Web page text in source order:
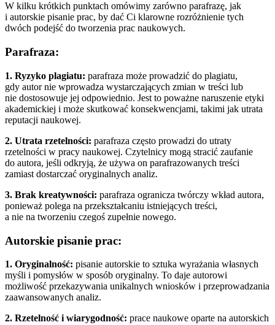
W kilku krótkich punktach omówimy zarówno parafrazę, jak
i autorskie pisanie prac, by dać Ci klarowne rozróżnienie tych
dwóch podejść do tworzenia prac naukowych.
Parafraza:
1. Ryzyko plagiatu: parafraza może prowadzić do plagiatu,
gdy autor nie wprowadza wystarczających zmian w treści lub
nie dostosowuje jej odpowiednio. Jest to poważne naruszenie etyki
akademickiej i może skutkować konsekwencjami, takimi jak utrata
reputacji naukowej.
2. Utrata rzetelności: parafraza często prowadzi do utraty
rzetelności w pracy naukowej. Czytelnicy mogą stracić zaufanie
do autora, jeśli odkryją, że używa on parafrazowanych treści
zamiast dostarczać oryginalnych analiz.
3. Brak kreatywności: parafraza ogranicza twórczy wkład autora,
ponieważ polega na przekształcaniu istniejących treści,
a nie na tworzeniu czegoś zupełnie nowego.
Autorskie pisanie prac:
1. Oryginalność: pisanie autorskie to sztuka wyrażania własnych
myśli i pomysłów w sposób oryginalny. To daje autorowi
możliwość przekazywania unikalnych wniosków i przeprowadzania
zaawansowanych analiz.
2. Rzetelność i wiarygodność: prace naukowe oparte na autorskich